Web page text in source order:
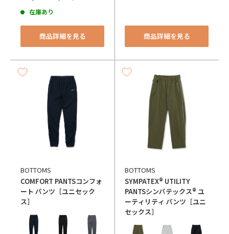
在庫あり
商品詳細を見る 商品詳細を見る
BOTTOMS
COMFORT PANTSコンフォ
ート パンツ［ユニセック
ス］
カラー
BOTTOMS
SYMPATEX® UTILITY
PANTSシンパテックス® ユ
ーティリティ パンツ［ユニ
セックス］
カラー